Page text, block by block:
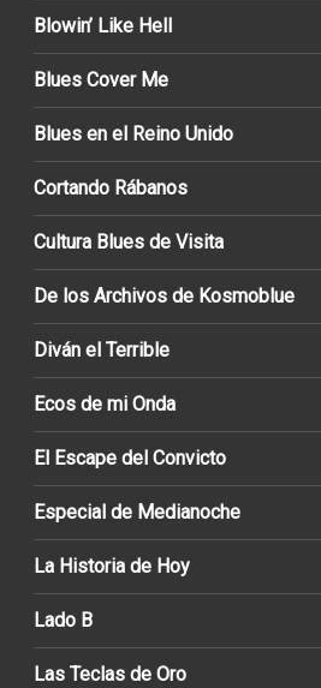
Blowin’ Like Hell
Blues Cover Me
Blues en el Reino Unido
Cortando Rábanos
Cultura Blues de Visita
De los Archivos de Kosmoblue
Diván el Terrible
Ecos de mi Onda
El Escape del Convicto
Especial de Medianoche
La Historia de Hoy
Lado B
Las Teclas de Oro